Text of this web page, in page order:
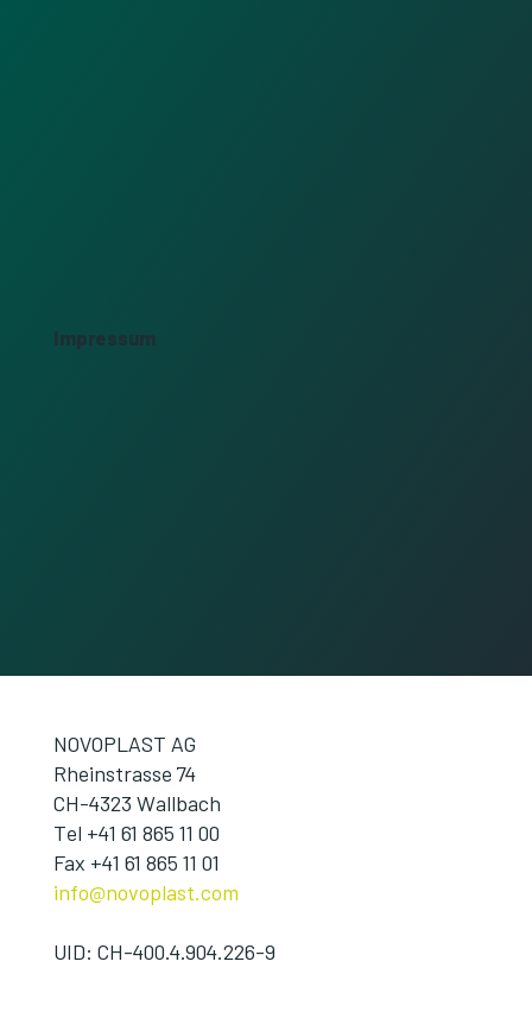
Impressum
NOVOPLAST AG
Rheinstrasse 74
CH-4323 Wallbach
Tel +41 61 865 11 00
Fax +41 61 865 11 01
info@novoplast.com
UID: CH-400.4.904.226-9